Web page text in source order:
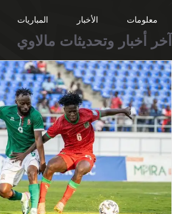
معلومات الأخبار المباريات
آخر أخبار وتحديثات مالاوي